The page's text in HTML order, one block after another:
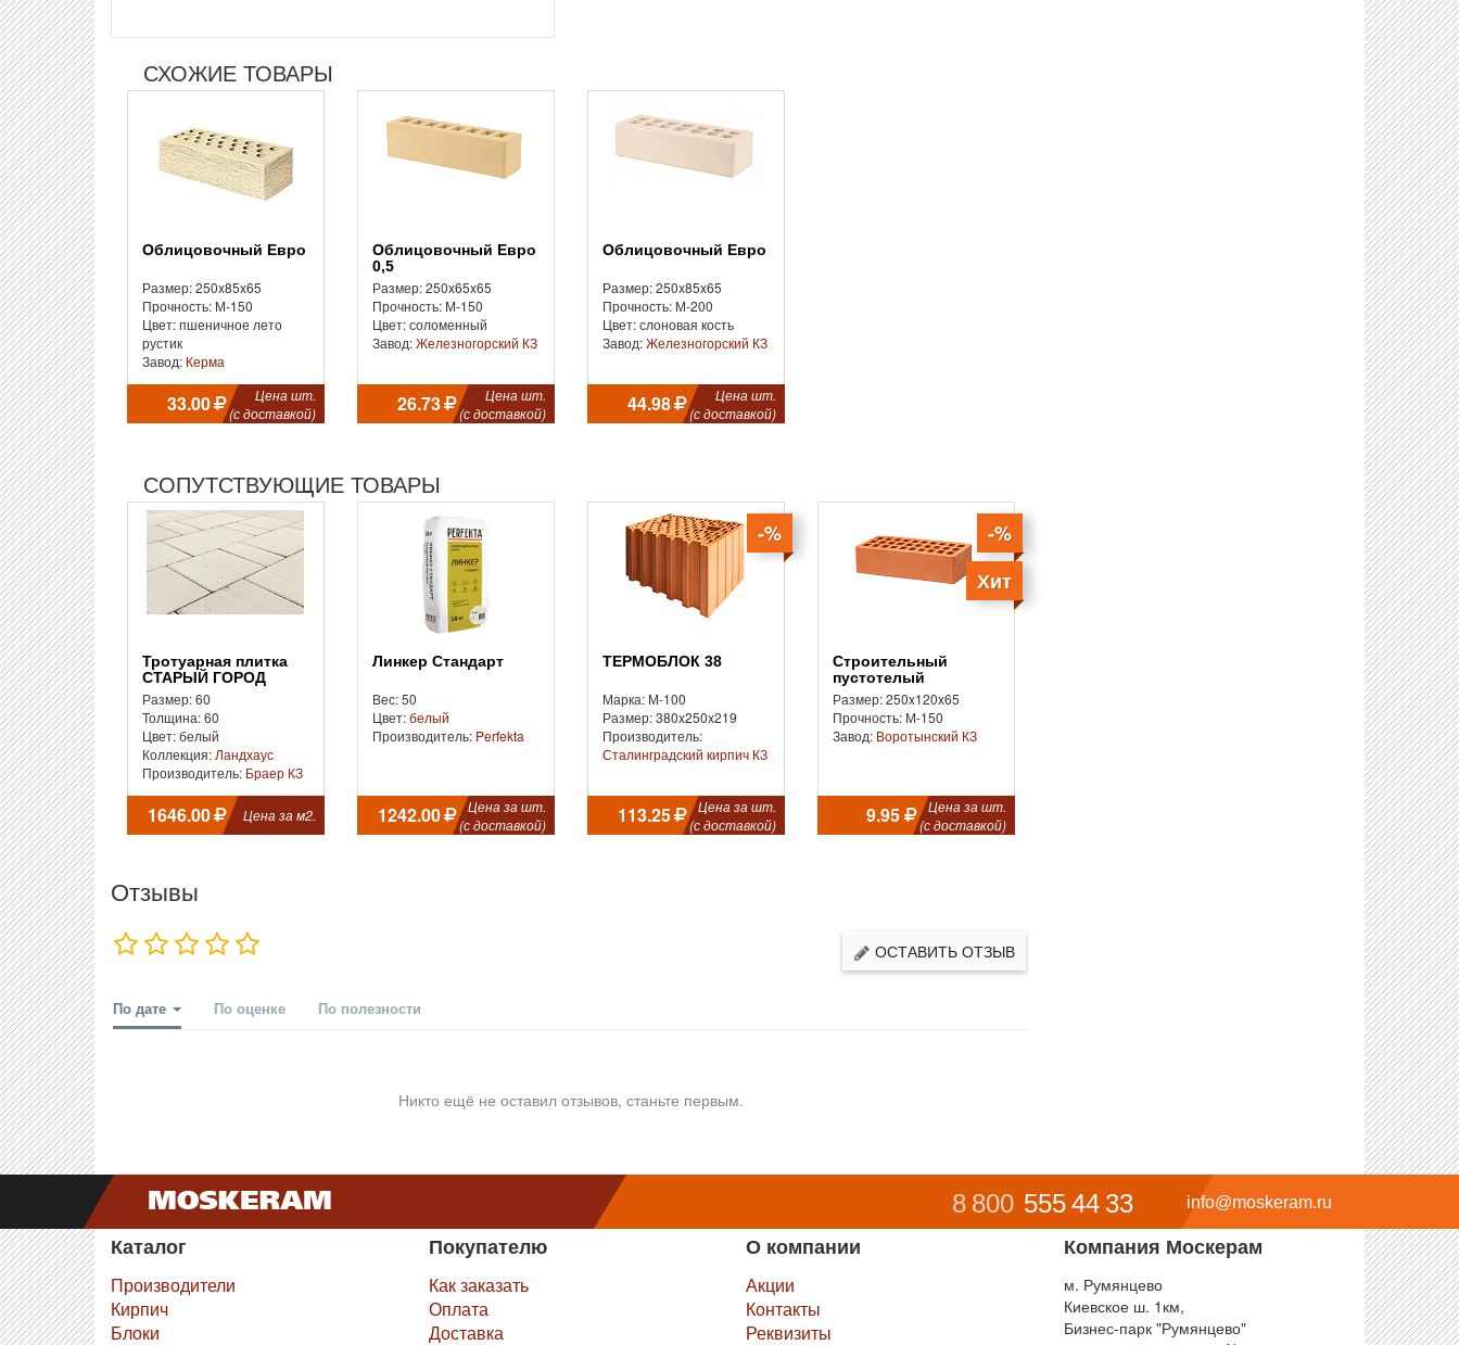
СХОЖИЕ ТОВАРЫ
Облицовочный Евро
Размер: 250x85x65
Прочность: М-150
Цвет: пшеничное лето
рустик
Завод: Керма
33.00
Цена шт.
(с доставкой)
Облицовочный Евро
0,5
Размер: 250x65x65
Прочность: М-150
Цвет: соломенный
Завод:Железногорский КЗ
26.73
Цена шт.
(с доставкой)
Облицовочный Евро
Размер: 250x85x65
Прочность: М-200
Цвет: слоновая кость
Завод:Железногорский КЗ
44.98
Цена шт.
(с доставкой)
СОПУТСТВУЮЩИЕ ТОВАРЫ
Тротуарная плитка
СТАРЫЙ ГОРОД
«ЛАНДХАУС»
Размер: 60
Толщина: 60
Цвет: белый
Коллекция: Ландхаус
Производитель: Браер КЗ
1646.00 Цена за м2.
Линкер Стандарт
Вес: 50
Цвет:белый
Производитель: Perfekta
1242.00
Цена за шт.
(с доставкой)
-%
ТЕРМОБЛОК 38
Марка: М-100
Размер: 380x250x219
Производитель:
Сталинградский кирпич КЗ
113.25
Цена за шт.
(с доставкой)
-%
Хит
Строительный
пустотелый
Размер: 250x120x65
Прочность: М-150
Завод: Воротынский КЗ
9.95
Цена за шт.
(с доставкой)
Отзывы
ОСТАВИТЬ ОТЗЫВ
По дате По оценке По полезности
Никто ещё не оставил отзывов, станьте первым.
info@moskeram.ru
8 800 555 44 33
Каталог
Производители
Кирпич
Блоки
Покупателю
Как заказать
Оплата
Доставка
О компании
Акции
Контакты
Реквизиты
Компания Москерам
м. Румянцево
Киевское ш. 1км,
Бизнес-парк "Румянцево"